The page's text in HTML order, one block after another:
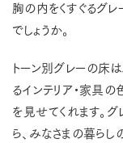
胸の内をくすぐるグ
でしょうか。
トーン別グレーの床
るインテリア・家具
を見せてくれます。
ら、みなさまの暮ら